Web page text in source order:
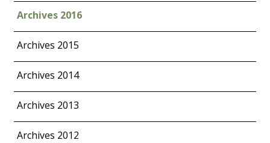
Archives 2016
Archives 2015
Archives 2014
Archives 2013
Archives 2012